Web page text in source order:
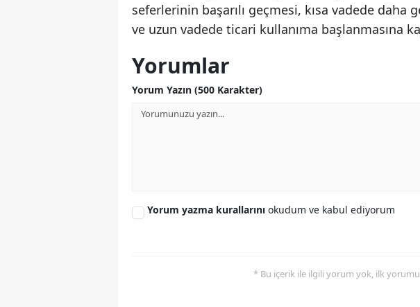
seferlerinin başarılı geçmesi, kısa vadede daha
ve uzun vadede ticari kullanıma başlanmasına
Yorumlar
Yorum Yazın (500 Karakter)
Yorum yazma kurallarını okudum ve kabul ediyorum
* Bu içerik ile ilgili yorum yok, ilk yorumu